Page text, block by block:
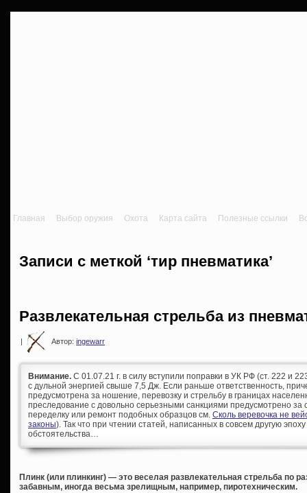
Главная Выбор оружия Охота Карта сайта Полезные ссылки
Записи с меткой ‘тир пневматика’
Развлекательная стрельба из
| Автор: ingewarr
Внимание. С 01.07.21 г. в силу вступили поправки в УК РФ (ст. 222 и
с дульной энергией свыше 7,5 Дж. Если раньше ответственность,
предусмотрена за ношение, перевозку и стрельбу в границах
преследование с довольно серьезными санкциями предусмотрено за
переделку или ремонт подобных образцов см. Сколь веревочка не
законы). Так что при чтении статей, написанных в совсем другую
обстоятельства…
Плинк (или плинкинг) — это веселая развлекательная стрельба по
забавным, иногда весьма зрелищным, например, пиротехническим.